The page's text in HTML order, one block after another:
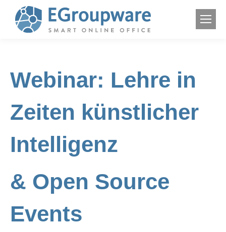
Webinar: Lehre in
Zeiten künstlicher
Intelligenz
& Open Source
Events